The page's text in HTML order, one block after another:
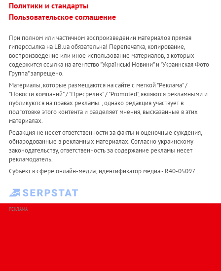
Политики и стандарты
Пользовательское соглашение
При полном или частичном воспроизведении материалов прямая
гиперссылка на LB.ua обязательна! Перепечатка, копирование,
воспроизведение или иное использование материалов, в которых
содержится ссылка на агентство "Українськi Новини" и "Украинская Фото
Группа" запрещено.
Материалы, которые размещаются на сайте с меткой "Реклама" /
"Новости компаний" / "Пресрелиз" / "Promoted", являются рекламными и
публикуются на правах рекламы. , однако редакция участвует в
подготовке этого контента и разделяет мнения, высказанные в этих
материалах.
Редакция не несет ответственности за факты и оценочные суждения,
обнародованные в рекламных материалах. Согласно украинскому
законодательству, ответственность за содержание рекламы несет
рекламодатель.
Субъект в сфере онлайн-медиа; идентификатор медиа - R40-05097
РЕКЛАМА